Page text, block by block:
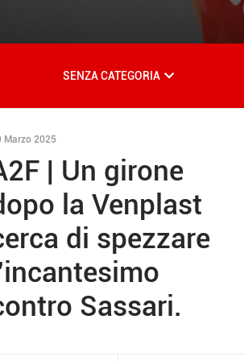
SENZA CATEGORIA
Marzo 2025
| Un girone
la Venplast
di spezzare
Sassari.